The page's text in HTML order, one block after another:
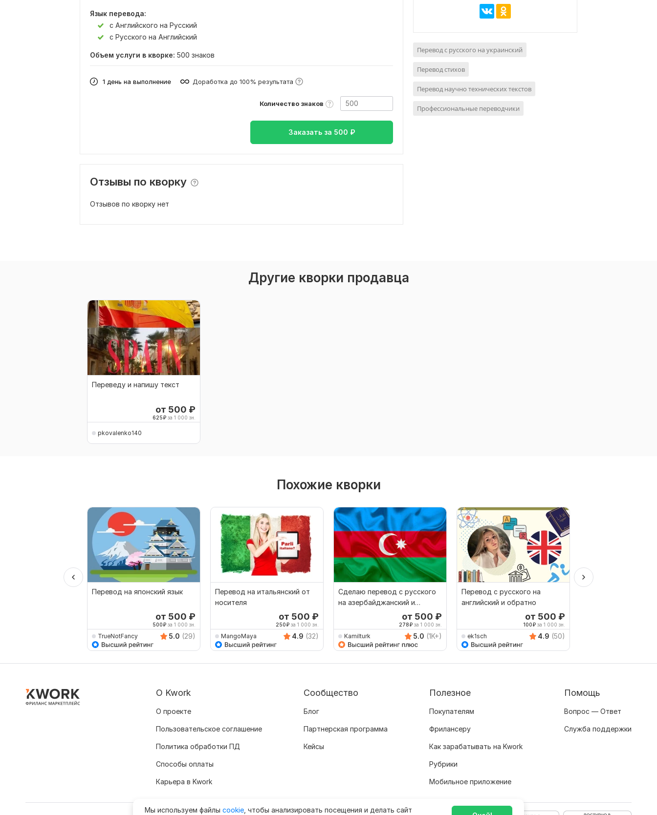
Язык перевода:
с Английского на Русский
с Русского на Английский
Объем услуги в кворке: 500 знаков
1 день на выполнение Доработка до 100% результата
Количество знаков
Заказать за 500 ₽
Отзывы по кворку
Отзывов по кворку нет
Перевод с русского на украинский
Перевод стихов
Перевод научно технических текстов
Профессиональные переводчики
Другие кворки продавца
Переведу и напишу текст
от 500 ₽
625₽ за 1 000 зн.
pkovalenko140
Похожие кворки
Перевод на японский язык
от 500 ₽
500₽ за 1 000 зн.
TrueNotFancy 5.0 (29)
Перевод на итальянский от
носителя
от 500 ₽
250₽ за 1 000 зн.
MangoMaya 4.9 (32)
Сделаю перевод с русского
на азербайджанский и
от 500 ₽
278₽ за 1 000 зн.
Kamilturk 5.0 (1K+)
Перевод с русского на
английский и обратно
от 500 ₽
100₽ за 1 000 зн.
ek1sch 4.9 (50)
Мы используем файлы cookie , чтобы анализировать посещения и делать сайт
О Kwork
О проекте
Пользовательское соглашение
Политика обработки ПД
Способы оплаты
Карьера в Kwork
Сообщество
Блог
Партнерская программа
Кейсы
Полезное
Покупателям
Фрилансеру
Как зарабатывать на Kwork
Рубрики
Мобильное приложение
Помощь
Вопрос — Ответ
Служба поддержки